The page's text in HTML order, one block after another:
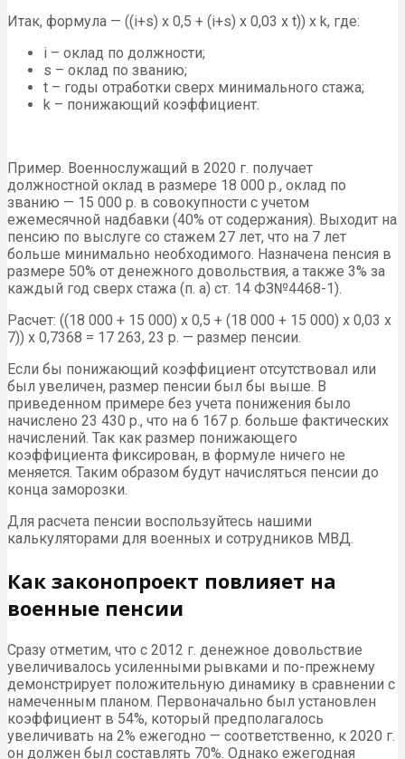
Итак, формула — ((i+s) x 0,5 + (i+s) x 0,03 x t)) x k, где:
i – оклад по должности;
s – оклад по званию;
t – годы отработки сверх минимального стажа;
k – понижающий коэффициент.
Пример. Военнослужащий в 2020 г. получает
должностной оклад в размере 18 000 р., оклад по
званию — 15 000 р. в совокупности с учетом
ежемесячной надбавки (40% от содержания). Выходит на
пенсию по выслуге со стажем 27 лет, что на 7 лет
больше минимально необходимого. Назначена пенсия в
размере 50% от денежного довольствия, а также 3% за
каждый год сверх стажа (п. а) ст. 14 ФЗ№4468-1).
Расчет: ((18 000 + 15 000) х 0,5 + (18 000 + 15 000) х 0,03 х
7)) х 0,7368 = 17 263, 23 р. — размер пенсии.
Если бы понижающий коэффициент отсутствовал или
был увеличен, размер пенсии был бы выше. В
приведенном примере без учета понижения было
начислено 23 430 р., что на 6 167 р. больше фактических
начислений. Так как размер понижающего
коэффициента фиксирован, в формуле ничего не
меняется. Таким образом будут начисляться пенсии до
конца заморозки.
Для расчета пенсии воспользуйтесь нашими
калькуляторами для военных и сотрудников МВД.
Как законопроект повлияет на
военные пенсии
Сразу отметим, что с 2012 г. денежное довольствие
увеличивалось усиленными рывками и по-прежнему
демонстрирует положительную динамику в сравнении с
намеченным планом. Первоначально был установлен
коэффициент в 54%, который предполагалось
увеличивать на 2% ежегодно — соответственно, к 2020 г.
он должен был составлять 70%. Однако ежегодная